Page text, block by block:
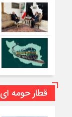
قطار حومه ای